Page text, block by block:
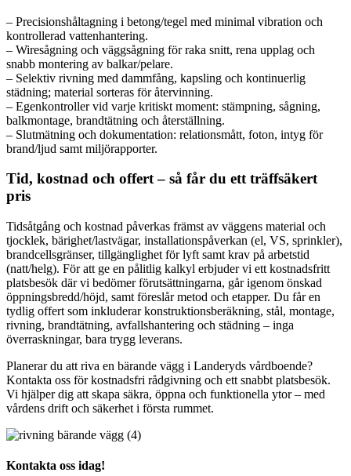
– Precisionshåltagning i betong/tegel med minimal vibration och
kontrollerad vattenhantering.
– Wiresågning och väggsågning för raka snitt, rena upplag och
snabb montering av balkar/pelare.
– Selektiv rivning med dammfång, kapsling och kontinuerlig
städning; material sorteras för återvinning.
– Egenkontroller vid varje kritiskt moment: stämpning, sågning,
balkmontage, brandtätning och återställning.
– Slutmätning och dokumentation: relationsmått, foton, intyg för
brand/ljud samt miljörapporter.
Tid, kostnad och offert – så får du ett träffsäkert
pris
Tidsåtgång och kostnad påverkas främst av väggens material och
tjocklek, bärighet/lastvägar, installationspåverkan (el, VS, sprinkler),
brandcellsgränser, tillgänglighet för lyft samt krav på arbetstid
(natt/helg). För att ge en pålitlig kalkyl erbjuder vi ett kostnadsfritt
platsbesök där vi bedömer förutsättningarna, går igenom önskad
öppningsbredd/höjd, samt föreslår metod och etapper. Du får en
tydlig offert som inkluderar konstruktionsberäkning, stål, montage,
rivning, brandtätning, avfallshantering och städning – inga
överraskningar, bara trygg leverans.
Planerar du att riva en bärande vägg i Landeryds vårdboende?
Kontakta oss för kostnadsfri rådgivning och ett snabbt platsbesök.
Vi hjälper dig att skapa säkra, öppna och funktionella ytor – med
vårdens drift och säkerhet i första rummet.
Kontakta oss idag!